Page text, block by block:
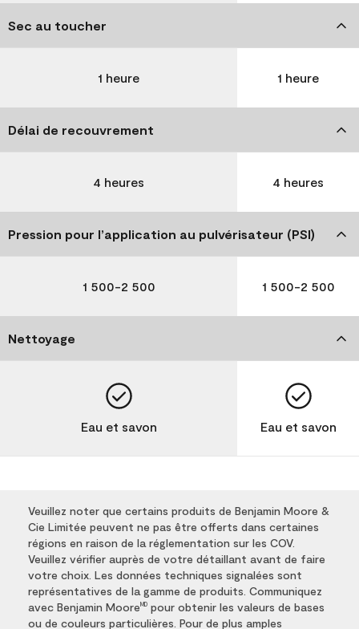
Sec au toucher
1 heure 1 heure
Délai de recouvrement
4 heures 4 heures
Pression pour l’application au pulvérisateur (PSI)
1 500-2 500 1 500-2 500
Nettoyage
Eau et savon Eau et savon
Veuillez noter que certains produits de Benjamin Moore &
Cie Limitée peuvent ne pas être offerts dans certaines
régions en raison de la réglementation sur les COV.
Veuillez vérifier auprès de votre détaillant avant de faire
votre choix. Les données techniques signalées sont
représentatives de la gamme de produits. Communiquez
avec Benjamin Moore MD pour obtenir les valeurs de bases
ou de couleurs particulières. Pour de plus amples